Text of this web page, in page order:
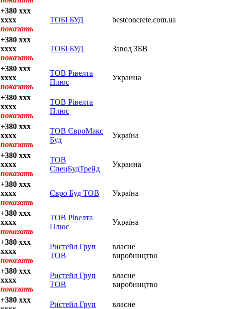
+380 xxx
xxxx
показать
ТОБІ БУД bestconcrete.com.ua
+380 xxx
xxxx
показать
ТОБІ БУД Завод ЗБВ
+380 xxx
xxxx
показать
ТОВ Рівелта
Плюс
Украина
+380 xxx
xxxx
показать
ТОВ Рівелта
Плюс
+380 xxx
xxxx
показать
ТОВ ЄвроМакс
Буд
Україна
+380 xxx
xxxx
показать
ТОВ
СпецБудТрейд
Украина
+380 xxx
xxxx
показать
Євро Буд ТОВ Україна
+380 xxx
xxxx
показать
ТОВ Рівелта
Плюс
Україна
+380 xxx
xxxx
показать
Ристейл Груп
ТОВ
власне
виробництво
+380 xxx
xxxx
показать
Ристейл Груп
ТОВ
власне
виробництво
+380 xxx
Ристейл Груп
власне